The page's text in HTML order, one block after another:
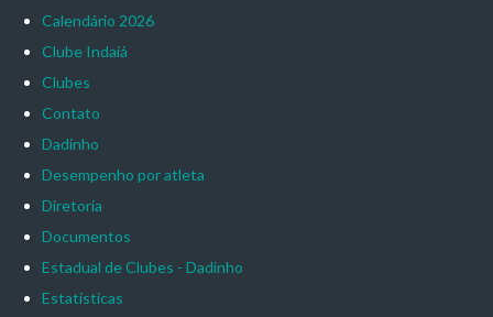
Calendário 2026
Clube Indaiá
Clubes
Contato
Dadinho
Desempenho por atleta
Diretoria
Documentos
Estadual de Clubes - Dadinho
Estatísticas